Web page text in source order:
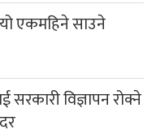
एकमहिने साउने
सरकारी विज्ञापन रोक्ने